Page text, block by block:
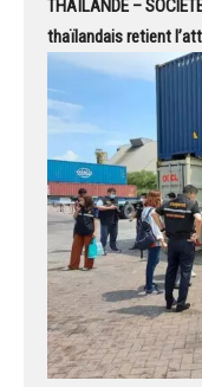
THAÏLANDE –
thaïlandais retient